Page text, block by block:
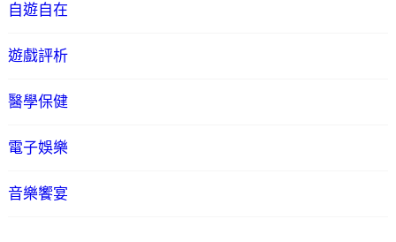
自遊自在
遊戲評析
醫學保健
電子娛樂
音樂饗宴